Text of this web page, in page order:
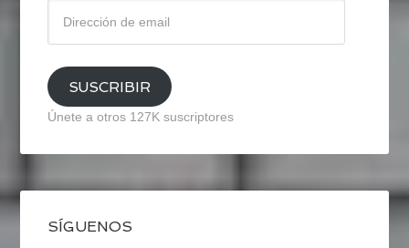
email
SUSCRIBIR
Únete a otros 127K suscriptores
SÍGUENOS